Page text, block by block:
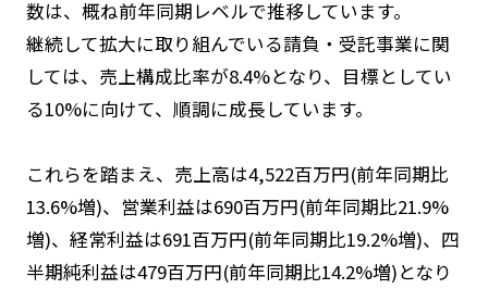
数は、概ね前年同期レベルで推移しています。
継続して拡大に取り組んでいる請負・受託事業に関
しては、売上構成比率が8.4%となり、目標としてい
る10%に向けて、順調に成長しています。
これらを踏まえ、売上高は4,522百万円(前年同期比
13.6%増)、営業利益は690百万円(前年同期比21.9%
増)、経常利益は691百万円(前年同期比19.2%増)、四
半期純利益は479百万円(前年同期比14.2%増)となり